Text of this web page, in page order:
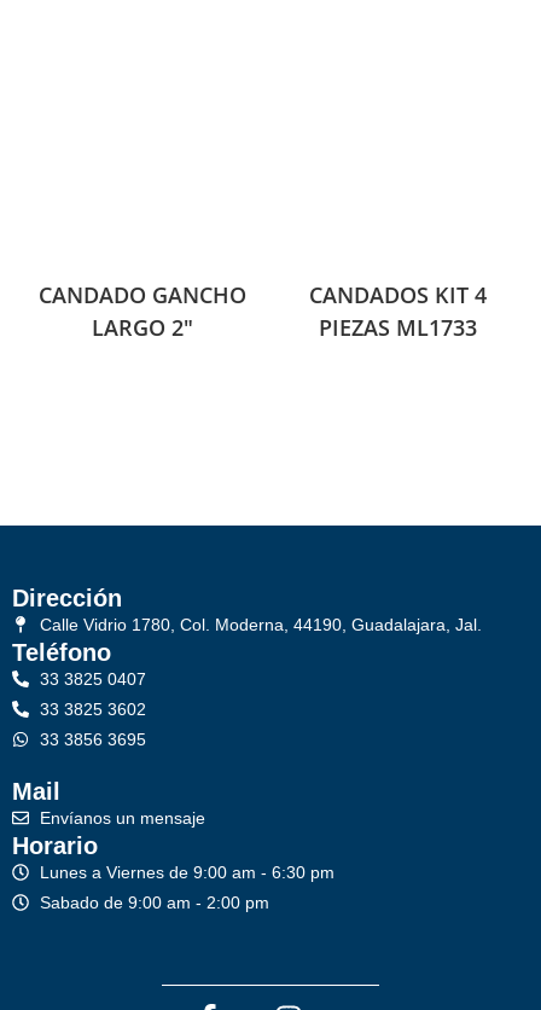
CANDADO GANCHO
LARGO 2″
CANDADOS KIT 4
PIEZAS ML1733
Dirección
Calle Vidrio 1780, Col. Moderna, 44190, Guadalajara, Jal.
Teléfono
33 3825 0407
33 3825 3602
33 3856 3695
Mail
Envíanos un mensaje
Horario
Lunes a Viernes de 9:00 am - 6:30 pm
Sabado de 9:00 am - 2:00 pm